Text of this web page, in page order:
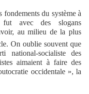
du système à
avec des slogans
au milieu de la plus
On oublie souvent que
national-socialiste des
aimaient à faire des
occidentale », la